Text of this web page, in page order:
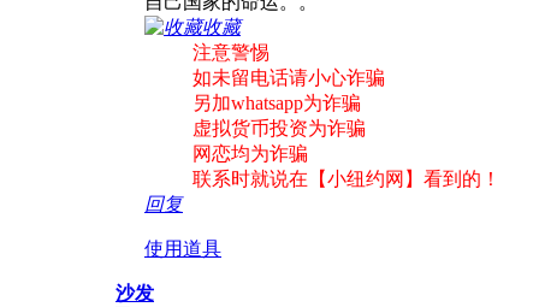
收藏
注意警惕
如未留电话请小心诈骗
另加whatsapp为诈骗
虚拟货币投资为诈骗
网恋均为诈骗
联系时就说在【小纽约网】看到的！
回复
使用道具
沙发